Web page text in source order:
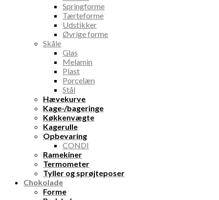
Springforme
Tærteforme
Udstikker
Øvrige forme
Skåle
Glas
Melamin
Plast
Porcelæn
Stål
Hævekurve
Kage-/bageringe
Køkkenvægte
Kagerulle
Opbevaring
CONDI
Ramekiner
Termometer
Tyller og sprøjteposer
Chokolade
Forme